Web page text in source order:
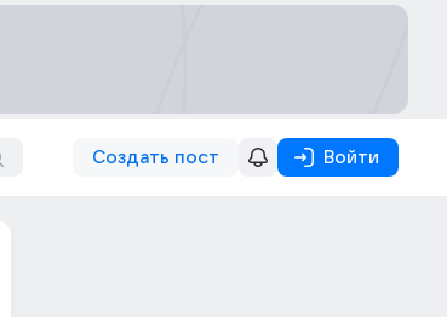
Создать пост Войти